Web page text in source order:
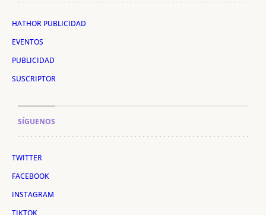
HATHOR PUBLICIDAD
EVENTOS
PUBLICIDAD
SUSCRIPTOR
SÍGUENOS
TWITTER
FACEBOOK
INSTAGRAM
TIKTOK